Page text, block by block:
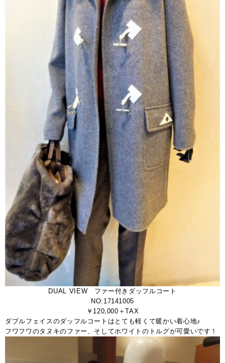
DUAL VIEW ファー付きダッフルコート
NO:17141005
￥120,000＋TAX
ダブルフェイスのダッフルコートはとても軽くて暖かい着心地♪
フワフワのタヌキのファー、そしてホワイトのトルグが可愛いです！